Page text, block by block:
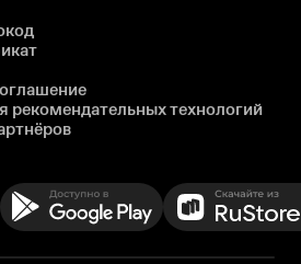
рекомендательных технологий